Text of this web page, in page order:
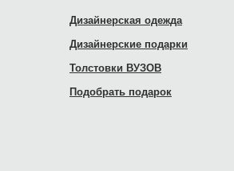
Дизайнерская одежда
Дизайнерские подарки
Толстовки ВУЗОВ
Подобрать подарок